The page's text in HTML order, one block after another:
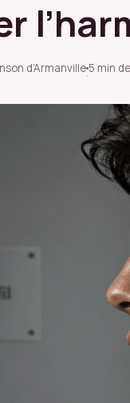
d’Armanville
·
5 min